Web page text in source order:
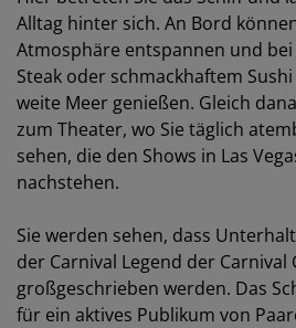
Alltag hinter sich. An Bord
Atmosphäre entspannen und
Steak oder schmackhaftem
weite Meer genießen. Gleich
zum Theater, wo Sie täglich
sehen, die den Shows in Las
nachstehen.
Sie werden sehen, dass
der Carnival Legend der Carnival
großgeschrieben werden. Das
für ein aktives Publikum von